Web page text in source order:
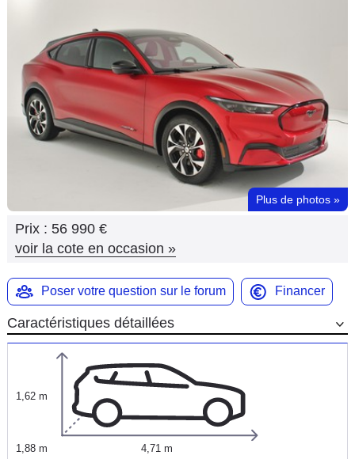
Flottes
Auto
Services
Marques
Plus de photos »
Prix : 56 990 €
voir la cote en occasion »
Poser votre question sur le forum Financer
Caractéristiques détaillées
1,62 m
1,88 m 4,71 m